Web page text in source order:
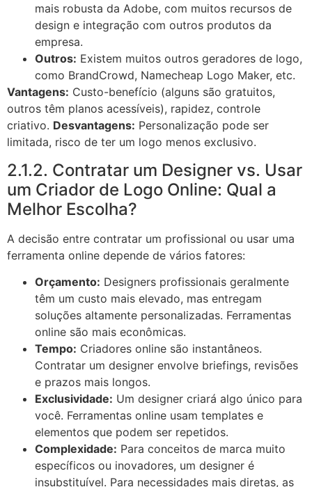
mais robusta da Adobe, com muitos recursos de
design e integração com outros produtos da
empresa.
Outros: Existem muitos outros geradores de logo,
como BrandCrowd, Namecheap Logo Maker, etc.
Vantagens: Custo-benefício (alguns são gratuitos,
outros têm planos acessíveis), rapidez, controle
criativo. Desvantagens: Personalização pode ser
limitada, risco de ter um logo menos exclusivo.
2.1.2. Contratar um Designer vs. Usar
um Criador de Logo Online: Qual a
Melhor Escolha?
A decisão entre contratar um profissional ou usar uma
ferramenta online depende de vários fatores:
Orçamento: Designers profissionais geralmente
têm um custo mais elevado, mas entregam
soluções altamente personalizadas. Ferramentas
online são mais econômicas.
Tempo: Criadores online são instantâneos.
Contratar um designer envolve briefings, revisões
e prazos mais longos.
Exclusividade: Um designer criará algo único para
você. Ferramentas online usam templates e
elementos que podem ser repetidos.
Complexidade: Para conceitos de marca muito
específicos ou inovadores, um designer é
insubstituível. Para necessidades mais diretas, as